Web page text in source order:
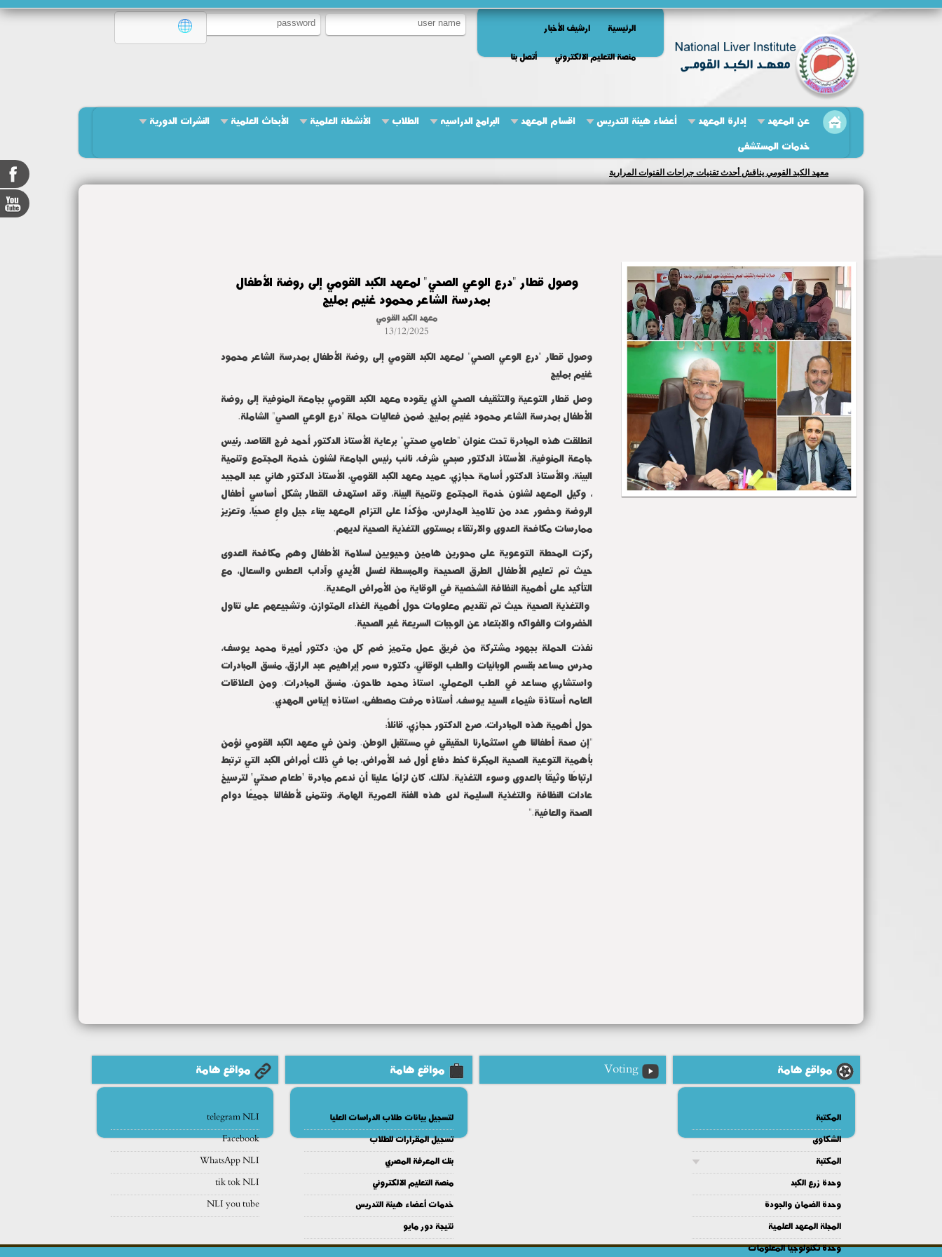
الرئيسية
ارشيف الأخبار
منصة التعليم الالكتروني
أتصل بنا
عن المعهد إدارة المعهد أعضاء هيئة التدريس اقسام المعهد البرامج الدراسيه الطلاب الأنشطة العلمية الأبحاث العلمية
النشرات الدورية
خدمات المستشفى
معهد الكبد القومي يناقش أحدث تقنيات جراحات القنوات المرارية
وصول قطار "درع الوعي الصحي" لمعهد الكبد القومي إلى روضة الأطفال
بمدرسة الشاعر محمود غنيم بمليج
معهد الكبد القومي
13/12/2025
وصول قطار "درع الوعي الصحي" لمعهد الكبد القومي إلى روضة الأطفال بمدرسة الشاعر محمود
غنيم بمليج
وصل قطار التوعية والتثقيف الصحي الذي يقوده معهد الكبد القومي بجامعة المنوفية إلى روضة
الأطفال بمدرسة الشاعر محمود غنيم بمليج. ضمن فعاليات حملة "درع الوعي الصحي" الشاملة.
انطلقت هذه المبادرة تحت عنوان "طعامي صحتي" برعاية الأستاذ الدكتور أحمد فرج القاصد، رئيس
جامعة المنوفية، الأستاذ الدكتور صبحي شرف، نائب رئيس الجامعة لشئون خدمة المجتمع وتنمية
البيئة، والأستاذ الدكتور أسامة حجازي، عميد معهد الكبد القومي، الأستاذ الدكتور هاني عبد المجيد
، وكيل المعهد لشئون خدمة المجتمع وتنمية البيئة، وقد استهدف القطار بشكل أساسي أطفال
الروضة وحضور عدد من تلاميذ المدارس، مؤكدًا على التزام المعهد ببناء جيل واعٍ صحيًا، وتعزيز
ممارسات مكافحة العدوى والارتقاء بمستوى التغذية الصحية لديهم.
ركزت المحطة التوعوية على محورين هامين وحيويين لسلامة الأطفال وهم مكافحة العدوى
حيث تم تعليم الأطفال الطرق الصحيحة والمبسطة لغسل الأيدي وآداب العطس والسعال، مع
التأكيد على أهمية النظافة الشخصية في الوقاية من الأمراض المعدية.
والتغذية الصحية حيث تم تقديم معلومات حول أهمية الغذاء المتوازن، وتشجيعهم على تناول
الخضروات والفواكه والابتعاد عن الوجبات السريعة غير الصحية.
نفذت الحملة بجهود مشتركة من فريق عمل متميز ضم كل من: دكتور أميرة محمد يوسف،
مدرس مساعد بقسم الوبائيات والطب الوقائي، دكتوره سمر إبراهيم عبد الرازق، منسق المبادرات
واستشاري مساعد في الطب المعملي، استاذ محمد طاحون، منسق المبادرات. ومن العلاقات
العامه أستاذة شيماء السيد يوسف، أستاذه مرفت مصطفى، استاذه إيناس المهدي.
حول أهمية هذه المبادرات، صرح الدكتور حجازي، قائلاً:
"إن صحة أطفالنا هي استثمارنا الحقيقي في مستقبل الوطن. ونحن في معهد الكبد القومي نؤمن
بأهمية التوعية الصحية المبكرة كخط دفاع أول ضد الأمراض، بما في ذلك أمراض الكبد التي ترتبط
ارتباطًا وثيقًا بالعدوى وسوء التغذية. لذلك، كان لزامًا علينا أن ندعم مبادرة 'طعام صحتي' لترسيخ
عادات النظافة والتغذية السليمة لدى هذه الفئة العمرية الهامة، ونتمنى لأطفالنا جميعًا دوام
الصحة والعافية."
مواقع هامة
المكتبة
الشكاوى
المكتبة
وحدة زرع الكبد
وحدة الضمان والجودة
المجلة المعهد العلمية
وحدة تكنولوجيا المعلومات
Voting مواقع هامة
لتسجيل بيانات طلاب الدراسات العليا
تسجيل المقرارات للطلاب
بنك المعرفة المصري
منصة التعليم الالكتروني
خدمات أعضاء هيئة التدريس
نتيجة دور مايو
مواقع هامة
telegram NLI
Facebook
WhatsApp NLI
tik tok NLI
NLI you tube